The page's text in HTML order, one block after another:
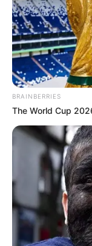
BRAINBERRIES
The World Cup